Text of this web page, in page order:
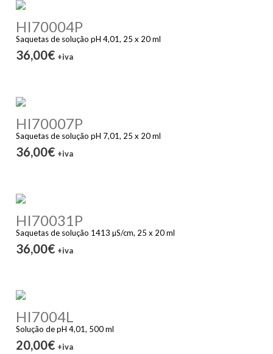
HI70004P
Saquetas de solução pH 4,01, 25 x 20 ml
36,00€ +iva
HI70007P
Saquetas de solução pH 7,01, 25 x 20 ml
36,00€ +iva
HI70031P
Saquetas de solução 1413 µS/cm, 25 x 20 ml
36,00€ +iva
HI7004L
Solução de pH 4,01, 500 ml
20,00€ +iva